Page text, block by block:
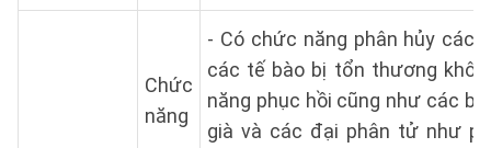
Chức
năng
- Có chức năng phân hủy các
các tế bào bị tổn thương
năng phục hồi cũng như các
già và các đại phân tử như